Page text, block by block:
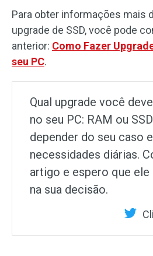
Para obter informações mais
upgrade de SSD, você pode
anterior: Como Fazer
seu PC.
Qual upgrade você
no seu PC: RAM ou
depender do seu caso
necessidades diárias.
artigo e espero que ele
na sua decisão.